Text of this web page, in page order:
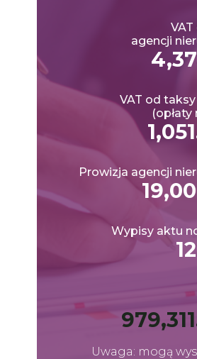
agencji
VAT od
Prowizja agencji
Wypisy aktu
Uwaga: mogą